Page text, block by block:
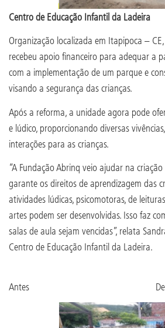
Centro de Educação Infantil da Ladeira
Organização localizada em Itapipoca –
recebeu apoio financeiro para adequar a
com a implementação de um parque e
visando a segurança das crianças.
Após a reforma, a unidade agora pode
e lúdico, proporcionando diversas
interações para as crianças.
“A Fundação Abrinq veio ajudar na
garante os direitos de aprendizagem das
atividades lúdicas, psicomotoras, de
artes podem ser desenvolvidas. Isso faz
salas de aula sejam vencidas”, relata
Centro de Educação Infantil da Ladeira.
Antes